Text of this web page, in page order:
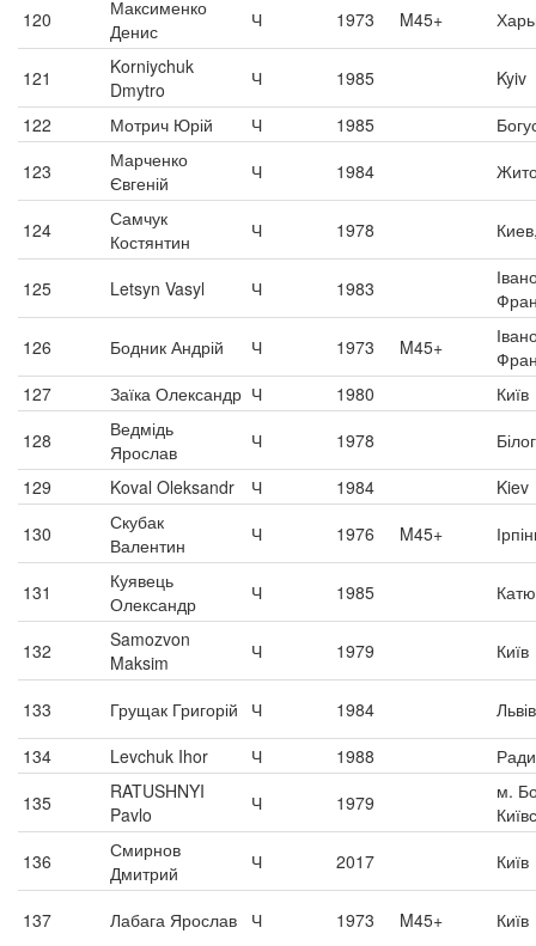
120
Максименко
Денис
Ч 1973 M45+
121
Korniychuk
Dmytro
Ч 1985
Kyiv
122
Мотрич Юрій Ч 1985
123
Марченко
Євгеній
Ч 1984
124
Самчук
Костянтин
Ч 1978
125 Letsyn Vasyl Ч 1983
126
Бодник Андрій Ч 1973 M45+
127
Заїка Олександр Ч 1980
Київ
128
Ведмідь
Ярослав
Ч 1978
129
Koval Oleksandr Ч 1984
Kiev
130
Скубак
Валентин
Ч 1976 M45+
131
Куявець
Олександр
Ч 1985
132
Samozvon
Maksim
Ч 1979 Київ
133 Грущак Григорій Ч 1984
Львів
134
Levchuk Ihor Ч 1988
135
RATUSHNYI
Pavlo
Ч 1979
м.
136
Смирнов
Дмитрий
Ч 2017 Київ
137 Лабага Ярослав Ч 1973 M45+
Київ